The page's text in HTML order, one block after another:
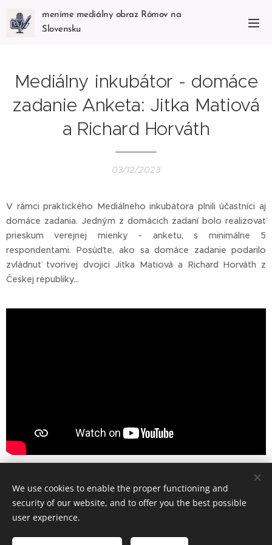
meníme mediálny obraz Rómov na
Slovensku
Mediálny inkubátor - domáce
zadanie Anketa: Jitka Matiová
a Richard Horváth
03/12/2023
V rámci praktického Mediálneho inkubátora plnili účastníci aj
domáce zadania. Jedným z domácich zadaní bolo realizovať
prieskum verejnej mienky - anketu, s minimálne 5
respondentami. Posúďte, ako sa domáce zadanie podarilo
zvládnuť tvorivej dvojici Jitka Matiová a Richard Horváth z
Českej republiky...
© Art Society, 2025
We use cookies to enable the proper functioning and
security of our website, and to offer you the best possible
user experience.